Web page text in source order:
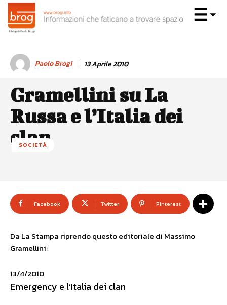
Paolo Brogi 13 Aprile 2010
Gramellini su La
Russa e l’Italia dei
clan
SOCIETÀ
Facebook Twitter Pinterest
Da La Stampa riprendo questo editoriale di Massimo
Gramellini:
13/4/2010
Emergency e l’Italia dei clan